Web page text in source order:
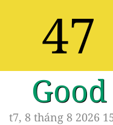
47
Good
t7, 8 tháng 8 2026